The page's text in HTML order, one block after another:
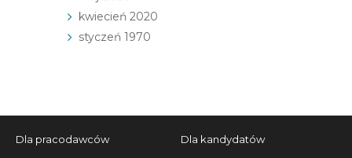
kwiecień 2020
styczeń 1970
Dla pracodawców Dla kandydatów